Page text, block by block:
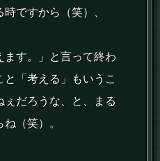
ですから（笑）、
ます。」と言って終わ
と「考える」もいうこ
ぇだろうな、と、まる
（笑）。